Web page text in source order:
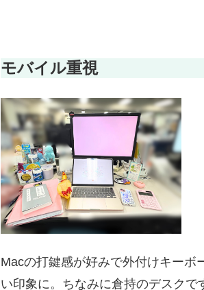
モバイル重視
Macの打鍵感が好みで外付けキーボ
い印象に。ちなみに倉持のデスクで